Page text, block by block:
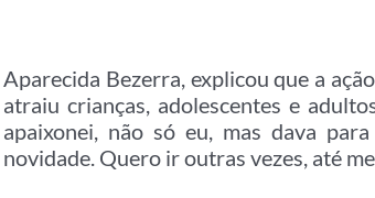
Aparecida Bezerra, explicou que a
atraiu crianças, adolescentes e
apaixonei, não só eu, mas dava
novidade. Quero ir outras vezes, até